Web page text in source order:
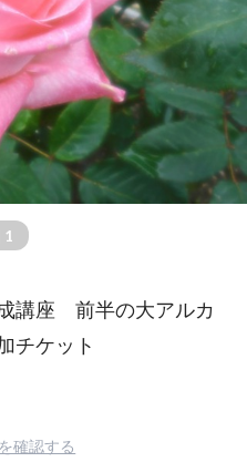
1
講座 前半の大アルカ
チケット
確認する